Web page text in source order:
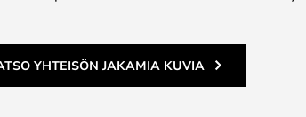
YHTEISÖN JAKAMIA KUVIA